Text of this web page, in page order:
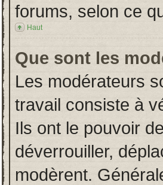
forums, selon ce
Haut
Que sont les
Les modérateurs
travail consiste à
Ils ont le pouvoir
déverrouiller,
modèrent.